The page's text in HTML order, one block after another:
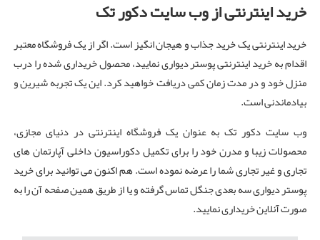
خرید اینترنتی از وب سایت دکور تک
خرید اینترنتی یک خرید جذاب و هیجان انگیز است. اگر از یک فروشگاه معتبر
اقدام به خرید اینترنتی پوستر دیواری نمایید، محصول خریداری شده را درب
منزل خود و در مدت زمان کمی دریافت خواهید کرد. این یک تجربه شیرین و
بیادماندنی است.
وب سایت دکور تک به عنوان یک فروشگاه اینترنتی در دنیای مجازی،
محصولات زیبا و مدرن خود را برای تکمیل دکوراسیون داخلی آپارتمان های
تجاری و غیر تجاری شما را عرضه نموده است. هم اکنون می توانید برای خرید
پوستر دیواری سه بعدی جنگل تماس گرفته و یا از طریق همین صفحه آن را به
صورت آنلاین خریداری نمایید.